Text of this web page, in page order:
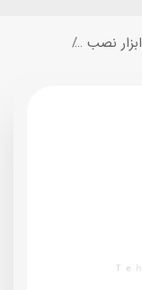
ابزار نصب